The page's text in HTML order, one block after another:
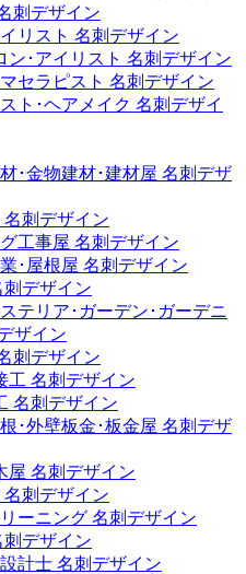
刺デザイン
リスト 名刺デザイン
ン･アイリスト 名刺デザイン
セラピスト 名刺デザイン
ト･ヘアメイク 名刺デザイ
･金物建材･建材屋 名刺デザ
名刺デザイン
工事屋 名刺デザイン
･屋根屋 名刺デザイン
刺デザイン
テリア･ガーデン･ガーデニ
ザイン
刺デザイン
工 名刺デザイン
名刺デザイン
･外壁板金･板金屋 名刺デザ
屋 名刺デザイン
名刺デザイン
ーニング 名刺デザイン
刺デザイン
計士 名刺デザイン